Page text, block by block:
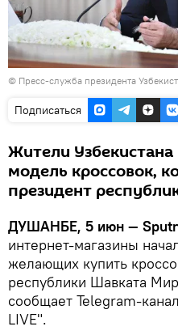
© Пресс-служба президента
Подписаться
Жители Узбекистана
модель кроссовок,
президент
ДУШАНБЕ, 5 июн —
интернет-магазины
желающих купить
республики Шавката
сообщает Telegram-
LIVE".